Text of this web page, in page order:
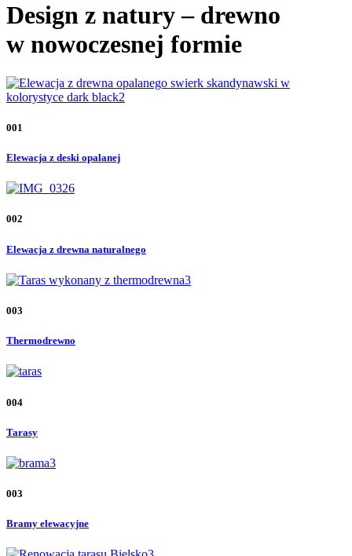
Design z natury – drewno
w nowoczesnej formie
001
Elewacja z deski opalanej
002
Elewacja z drewna naturalnego
003
Thermodrewno
004
Tarasy
003
Bramy elewacyjne